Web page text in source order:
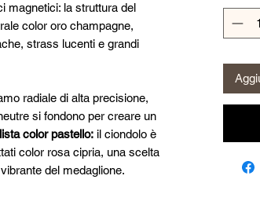
magnetici: la struttura del
color oro champagne,
strass lucenti e grandi
radiale di alta precisione,
si fondono per creare un
color pastello: il ciondolo è
color rosa cipria, una scelta
del medaglione.